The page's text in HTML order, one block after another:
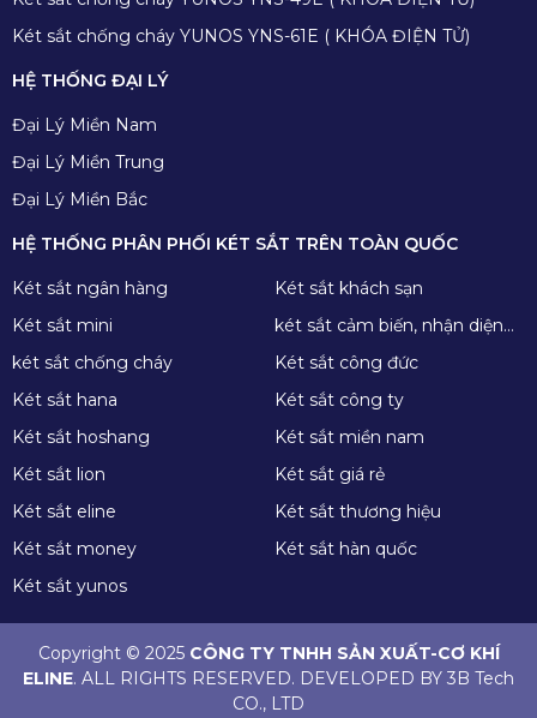
Két sắt chống cháy YUNOS YNS-61E ( KHÓA ĐIỆN TỬ)
HỆ THỐNG ĐẠI LÝ
Đại Lý Miền Nam
Đại Lý Miền Trung
Đại Lý Miền Bắc
HỆ THỐNG PHÂN PHỐI KÉT SẮT TRÊN TOÀN QUỐC
Két sắt ngân hàng
Két sắt khách sạn
Két sắt mini
két sắt cảm biến, nhận diện
khuôn mặt
két sắt chống cháy
Két sắt công đức
Két sắt hana
Két sắt công ty
Két sắt hoshang
Két sắt miền nam
Két sắt lion
Két sắt giá rẻ
Két sắt eline
Két sắt thương hiệu
Két sắt money
Két sắt hàn quốc
Két sắt yunos
Copyright © 2025 CÔNG TY TNHH SẢN XUẤT-CƠ KHÍ
ELINE. ALL RIGHTS RESERVED. DEVELOPED BY 3B Tech
CO., LTD